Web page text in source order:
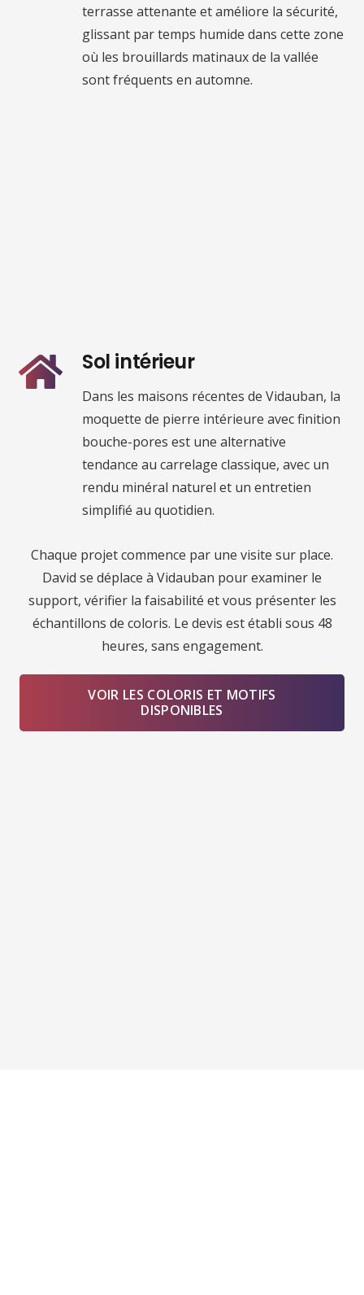
terrasse attenante et améliore la sécurité,
glissant par temps humide dans cette zone
où les brouillards matinaux de la vallée
sont fréquents en automne.
Sol intérieur
Dans les maisons récentes de Vidauban, la
moquette de pierre intérieure avec finition
bouche-pores est une alternative
tendance au carrelage classique, avec un
rendu minéral naturel et un entretien
simplifié au quotidien.
Chaque projet commence par une visite sur place.
David se déplace à Vidauban pour examiner le
support, vérifier la faisabilité et vous présenter les
échantillons de coloris. Le devis est établi sous 48
heures, sans engagement.
VOIR LES COLORIS ET MOTIFS
DISPONIBLES